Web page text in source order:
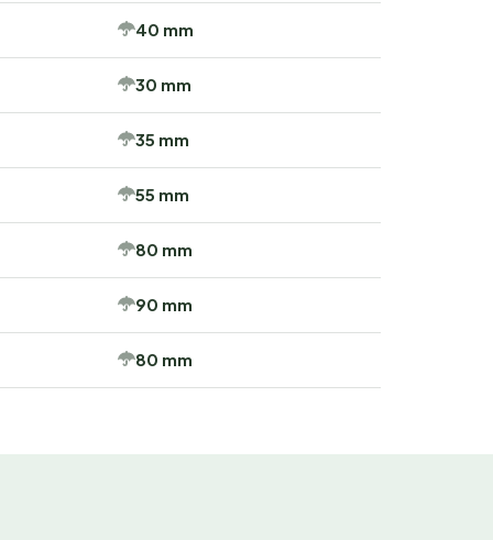
40 mm
30 mm
35 mm
55 mm
80 mm
90 mm
80 mm